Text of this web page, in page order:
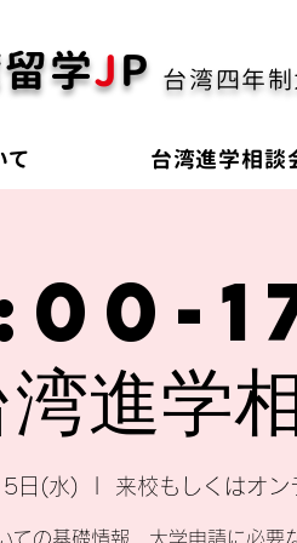
学JP 台湾四年
て 台湾進学相談
進学
日(水) 来校もしくはオン
ての基礎情報、大学申請に必要